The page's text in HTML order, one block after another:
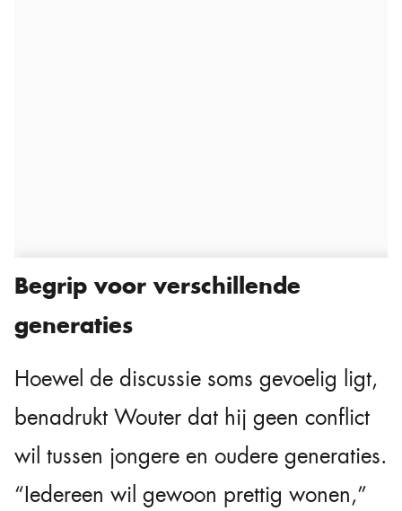
Begrip voor verschillende
generaties
Hoewel de discussie soms gevoelig ligt,
benadrukt Wouter dat hij geen conflict
wil tussen jongere en oudere generaties.
“Iedereen wil gewoon prettig wonen,”